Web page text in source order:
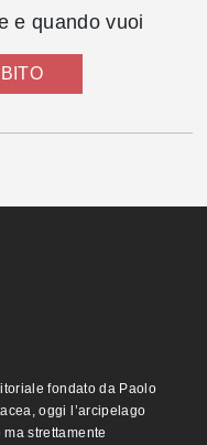
e quando vuoi
fondato da Paolo
oggi l’arcipelago
strettamente